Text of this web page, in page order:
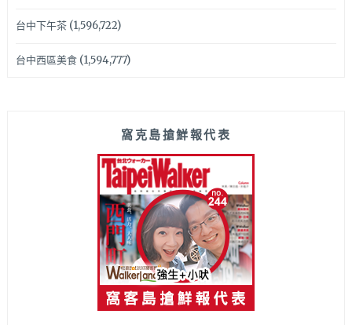
台中下午茶(1,596,722)
台中西區美食(1,594,777)
窩克島搶鮮報代表